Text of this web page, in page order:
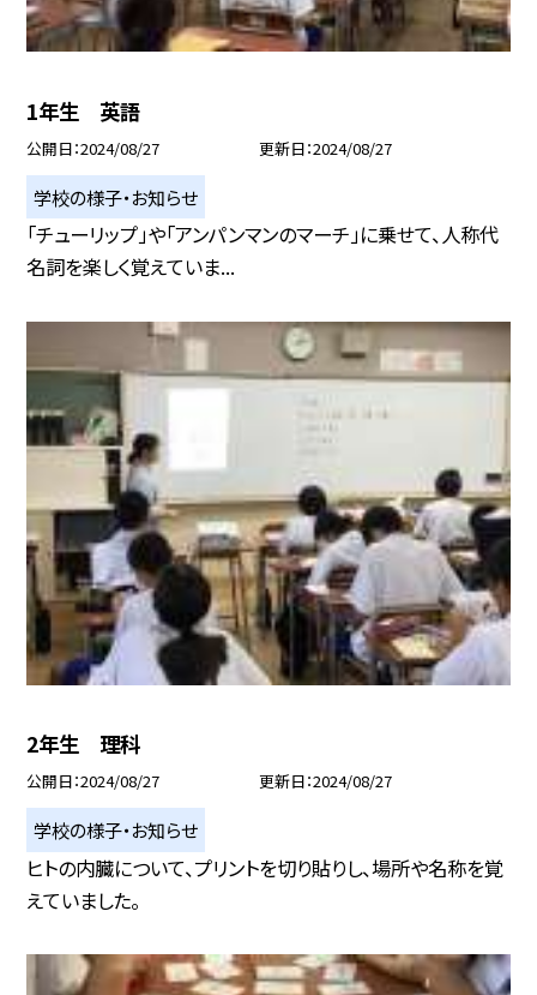
1年生 英語
公開日 2024/08/27 更新日 2024/08/27
学校の様子・お知らせ
「チューリップ」や「アンパンマンのマーチ」に乗せて、人称代
名詞を楽しく覚えていま...
2年生 理科
公開日 2024/08/27 更新日 2024/08/27
学校の様子・お知らせ
ヒトの内臓について、プリントを切り貼りし、場所や名称を覚
えていました。